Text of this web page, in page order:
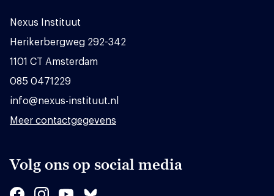
Nexus Instituut
Herikerbergweg 292-342
1101 CT Amsterdam
085 0471229
info@nexus-instituut.nl
Meer contactgegevens
Volg ons op social media